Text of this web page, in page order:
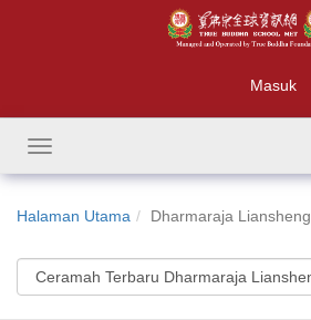
Masuk
Toggle
navigation
Halaman Utama Dharmaraja Liansheng